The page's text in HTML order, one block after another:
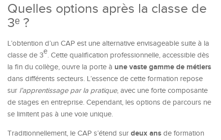
Quelles options après la classe de
3ᵉ ?
L’obtention d’un CAP est une alternative envisageable suite à la
classe de 3e. Cette qualification professionnelle, accessible dès
la fin du collège, ouvre la porte à une vaste gamme de métiers
dans différents secteurs. L’essence de cette formation repose
sur l’apprentissage par la pratique, avec une forte composante
de stages en entreprise. Cependant, les options de parcours ne
se limitent pas à une voie unique.
Traditionnellement, le CAP s’étend sur deux ans de formation